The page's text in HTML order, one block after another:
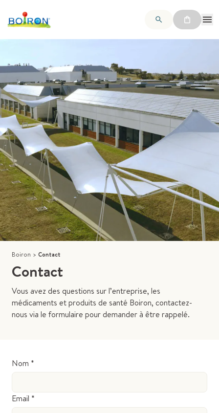
Boiron > Contact
Contact
Vous avez des questions sur l’entreprise, les
médicaments et produits de santé Boiron, contactez-
nous via le formulaire pour demander à être rappelé.
Nom *
Email *